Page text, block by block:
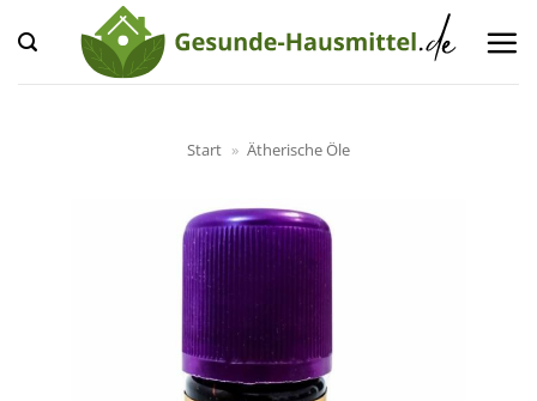
Inhalt
springen
Start » Ätherische Öle